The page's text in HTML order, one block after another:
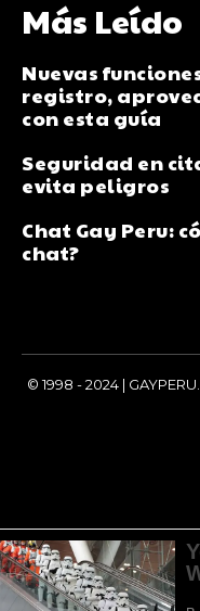
Más Leído
Nuevas
registro,
con esta guía
Seguridad en
evita peligros
Chat Gay Peru:
chat?
© 1998 - 2024 |